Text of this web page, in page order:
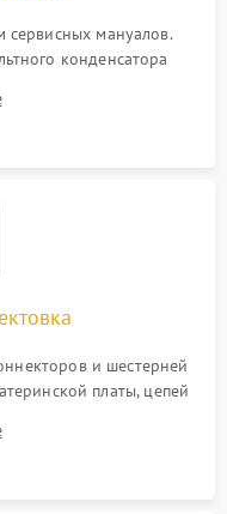
сервисных мануалов.
конденсатора
внутренних узлов от
спецсредств.
и шестерней
платы, цепей
механизма
стабилизации.